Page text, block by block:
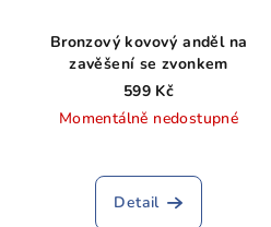
Bronzový kovový anděl na
zavěšení se zvonkem
599 Kč
Momentálně nedostupné
hodnocení
produktu
Detail